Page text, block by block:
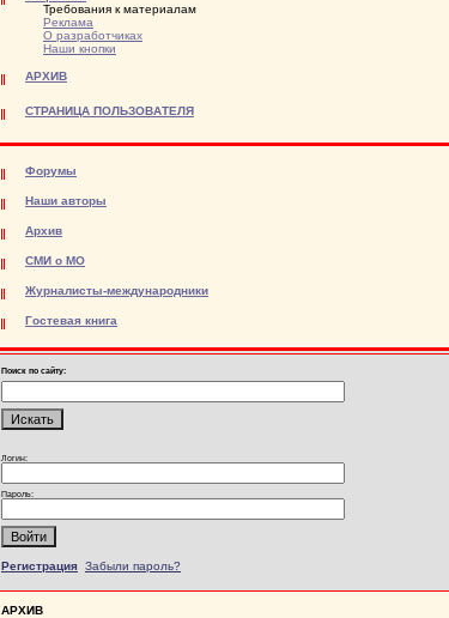
Требования к материалам
Реклама
О разработчиках
Наши кнопки
АРХИВ
СТРАНИЦА ПОЛЬЗОВАТЕЛЯ
Форумы
Наши авторы
Архив
СМИ о МО
Журналисты-международники
Гостевая книга
Поиск по сайту:
Логин:
Пароль:
Регистрация Забыли пароль?
АРХИВ